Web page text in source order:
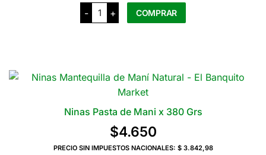
-
Oddis
Pasta
de
+ COMPRAR
varias
variantes.
Las
se
pueden
Ninas Pasta de Mani x 380 Grs
$4.650
PRECIO SIN IMPUESTOS NACIONALES: $ 3.842,98